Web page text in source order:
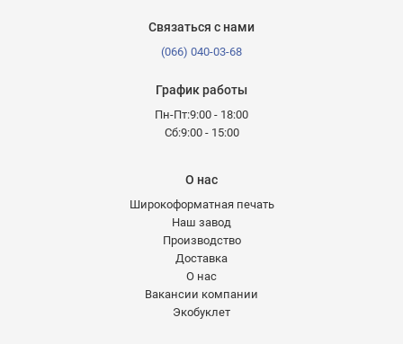
Связаться с нами
(066) 040-03-68
График работы
Пн-Пт:9:00 - 18:00
Сб:9:00 - 15:00
О нас
Широкоформатная печать
Наш завод
Производство
Доставка
О нас
Вакансии компании
Экобуклет